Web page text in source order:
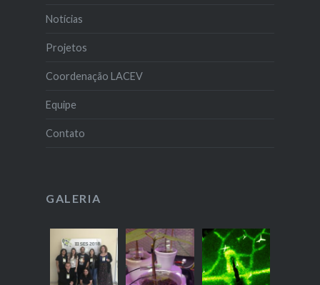
Notícias
Projetos
Coordenação LACEV
Equipe
Contato
GALERIA